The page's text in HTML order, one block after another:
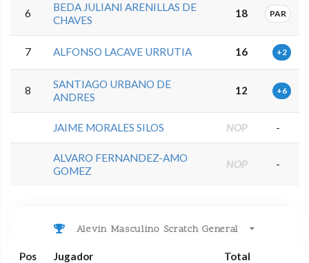
6
BEDA JULIANI ARENILLAS DE
CHAVES
18 PAR
7 ALFONSO LACAVE URRUTIA 16 +2
8
SANTIAGO URBANO DE
ANDRES
12 +6
JAIME MORALES SILOS NOP -
ALVARO FERNANDEZ-AMO
GOMEZ
NOP -
Alevin Masculino Scratch General
Pos Jugador Total